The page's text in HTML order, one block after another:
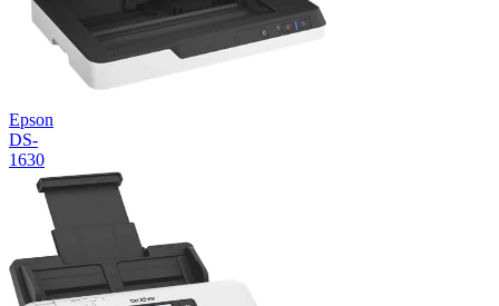
Epson
DS-
1630